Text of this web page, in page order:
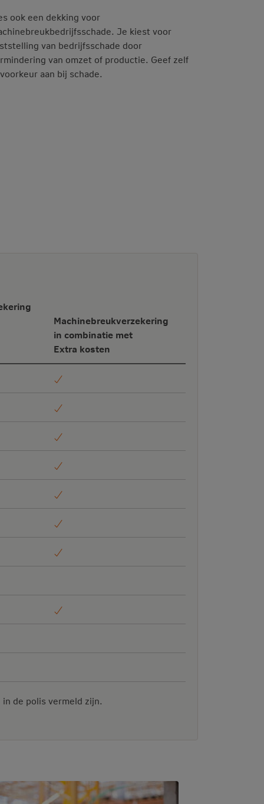
ook een dekking voor
Je kiest voor
van bedrijfsschade door
van omzet of productie. Geef zelf
aan bij schade.
Machinebreuk­verzekering
in combinatie met
Extra kosten
de polis vermeld zijn.